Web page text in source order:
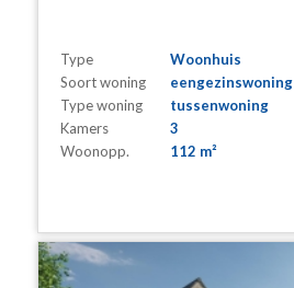
Type
Woonhuis
Soort woning
eengezinswoning
Type woning
tussenwoning
Kamers
3
Woonopp.
112 m²